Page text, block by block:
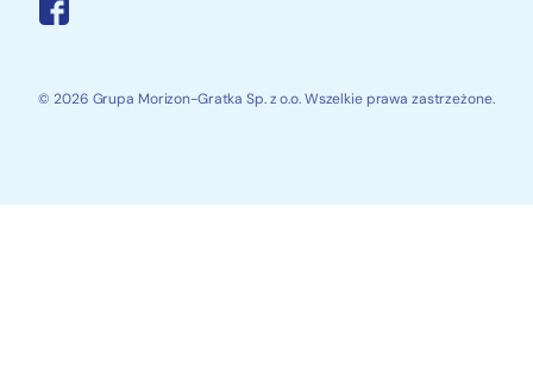
© 2026 Grupa Morizon-Gratka Sp. z o.o. Wszelkie prawa zastrzeżone.